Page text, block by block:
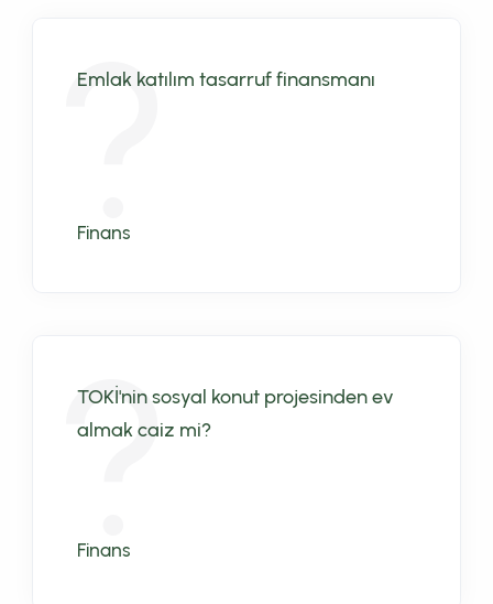
Emlak katılım tasarruf finansmanı
Finans
TOKİ'nin sosyal konut projesinden ev
almak caiz mi?
Finans